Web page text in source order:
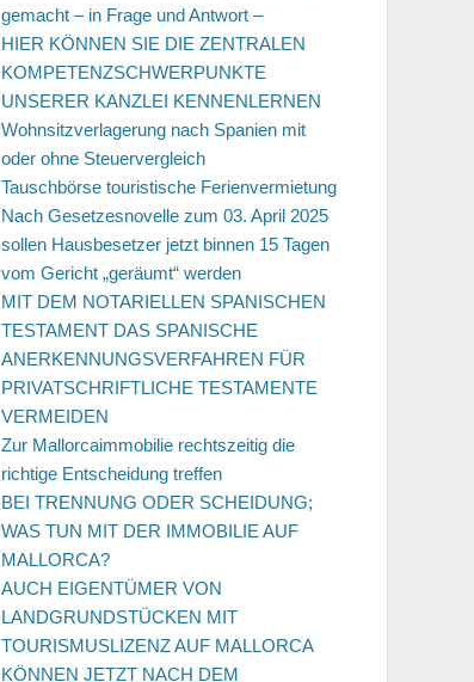
gemacht – in Frage und Antwort –
HIER KÖNNEN SIE DIE ZENTRALEN
KOMPETENZSCHWERPUNKTE
UNSERER KANZLEI KENNENLERNEN
Wohnsitzverlagerung nach Spanien mit
oder ohne Steuervergleich
Tauschbörse touristische Ferienvermietung
Nach Gesetzesnovelle zum 03. April 2025
sollen Hausbesetzer jetzt binnen 15 Tagen
vom Gericht „geräumt“ werden
MIT DEM NOTARIELLEN SPANISCHEN
TESTAMENT DAS SPANISCHE
ANERKENNUNGSVERFAHREN FÜR
PRIVATSCHRIFTLICHE TESTAMENTE
VERMEIDEN
Zur Mallorcaimmobilie rechtszeitig die
richtige Entscheidung treffen
BEI TRENNUNG ODER SCHEIDUNG;
WAS TUN MIT DER IMMOBILIE AUF
MALLORCA?
AUCH EIGENTÜMER VON
LANDGRUNDSTÜCKEN MIT
TOURISMUSLIZENZ AUF MALLORCA
KÖNNEN JETZT NACH DEM